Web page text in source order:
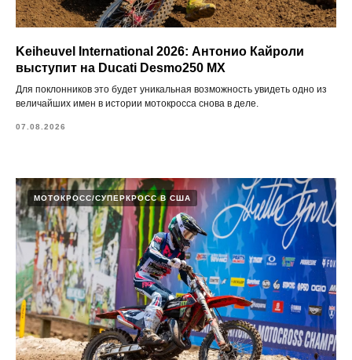
Keiheuvel International 2026: Антонио Кайроли
выступит на Ducati Desmo250 MX
Для поклонников это будет уникальная возможность увидеть одно из
величайших имен в истории мотокросса снова в деле.
07.08.2026
МОТОКРОСС/СУПЕРКРОСС В США